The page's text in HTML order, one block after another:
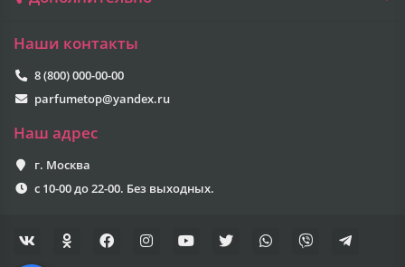
Наши контакты
8 (800) 000-00-00
parfumetop@yandex.ru
Наш адрес
г. Москва
с 10-00 до 22-00. Без выходных.